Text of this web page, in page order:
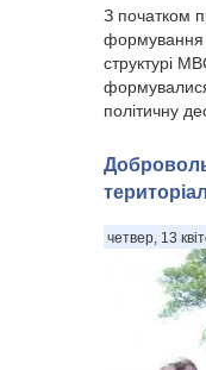
З початком
формування
структурі
політичну
четвер, 13